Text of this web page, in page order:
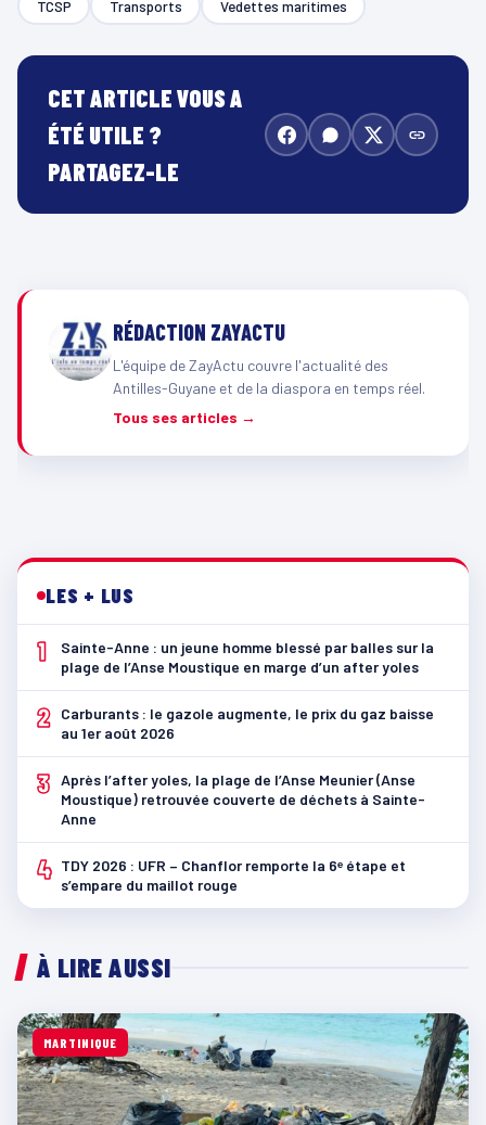
TCSP Transports Vedettes maritimes
CET ARTICLE VOUS A
ÉTÉ UTILE ?
PARTAGEZ-LE
RÉDACTION ZAYACTU
L'équipe de ZayActu couvre l'actualité des
Antilles-Guyane et de la diaspora en temps réel.
Tous ses articles →
LES + LUS
1
Sainte-Anne : un jeune homme blessé par balles sur la
plage de l’Anse Moustique en marge d’un after yoles
2
Carburants : le gazole augmente, le prix du gaz baisse
au 1er août 2026
3 Après l’after yoles, la plage de l’Anse Meunier (Anse
Moustique) retrouvée couverte de déchets à Sainte-
Anne
4 TDY 2026 : UFR – Chanflor remporte la 6ᵉ étape et
s’empare du maillot rouge
À LIRE AUSSI
MARTINIQUE